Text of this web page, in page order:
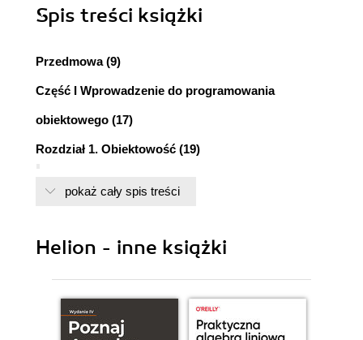
Spis treści książki
Przedmowa (9)
Część I Wprowadzenie do programowania
obiektowego (17)
Rozdział 1. Obiektowość (19)
Zanim pojawiły się obiekty: dekompozycja
Zmiany wymagań a dekompozycja funkcjonalna
wymagań (24)
Obiektowość (26)
pokaż cały spis treści
Helion - inne książki